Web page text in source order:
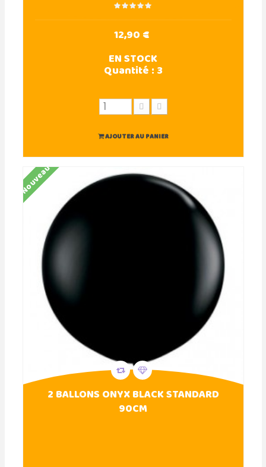
12,90 €
EN STOCK
Quantité :3
AJOUTER AU PANIER
Nouveau
2 BALLONS ONYX BLACK STANDARD
90CM